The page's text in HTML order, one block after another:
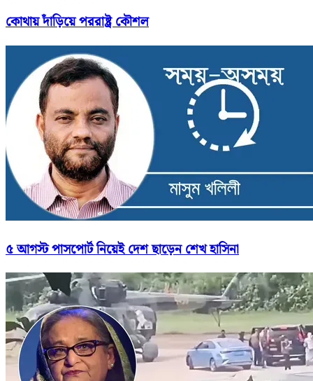
কোথায় দাঁড়িয়ে পররাষ্ট্র কৌশল
৫ আগস্ট পাসপোর্ট নিয়েই দেশ ছাড়েন শেখ হাসিনা